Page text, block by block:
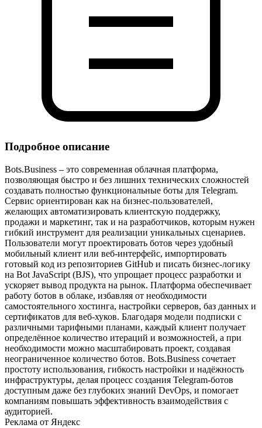
Подробное описание
Bots.Business – это современная облачная платформа,
позволяющая быстро и без лишних технических сложностей
создавать полностью функциональные боты для Telegram.
Сервис ориентирован как на бизнес‑пользователей,
желающих автоматизировать клиентскую поддержку,
продажи и маркетинг, так и на разработчиков, которым нужен
гибкий инструмент для реализации уникальных сценариев.
Пользователи могут проектировать ботов через удобный
мобильный клиент или веб‑интерфейс, импортировать
готовый код из репозиториев GitHub и писать бизнес‑логику
на Bot JavaScript (BJS), что упрощает процесс разработки и
ускоряет вывод продукта на рынок. Платформа обеспечивает
работу ботов в облаке, избавляя от необходимости
самостоятельного хостинга, настройки серверов, баз данных и
сертификатов для веб‑хуков. Благодаря модели подписки с
различными тарифными планами, каждый клиент получает
определённое количество итераций и возможностей, а при
необходимости можно масштабировать проект, создавая
неограниченное количество ботов. Bots.Business сочетает
простоту использования, гибкость настройки и надёжность
инфраструктуры, делая процесс создания Telegram‑ботов
доступным даже без глубоких знаний DevOps, и помогает
компаниям повышать эффективность взаимодействия с
аудиторией.
Реклама от Яндекс